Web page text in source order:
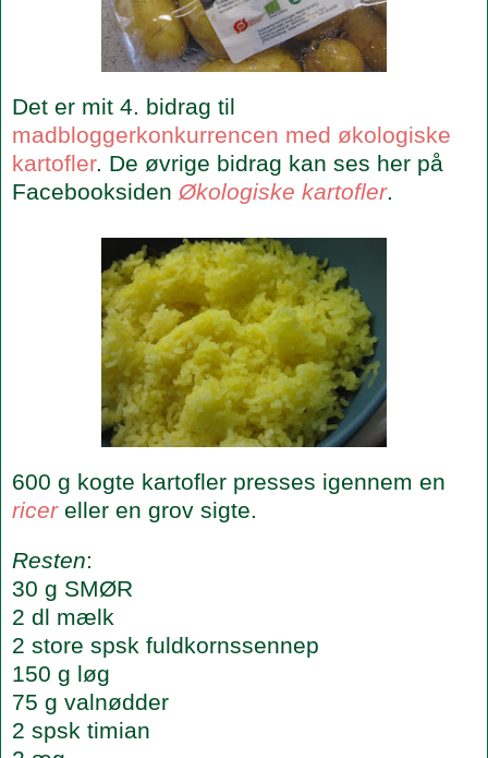
Det er mit 4. bidrag til
madbloggerkonkurrencen med økologiske
kartofler. De øvrige bidrag kan ses her på
Facebooksiden Økologiske kartofler.
600 g kogte kartofler presses igennem en
ricereller en grov sigte.
Resten:
30 g SMØR
2 dl mælk
2 store spsk fuldkornssennep
150 g løg
75 g valnødder
2 spsk timian